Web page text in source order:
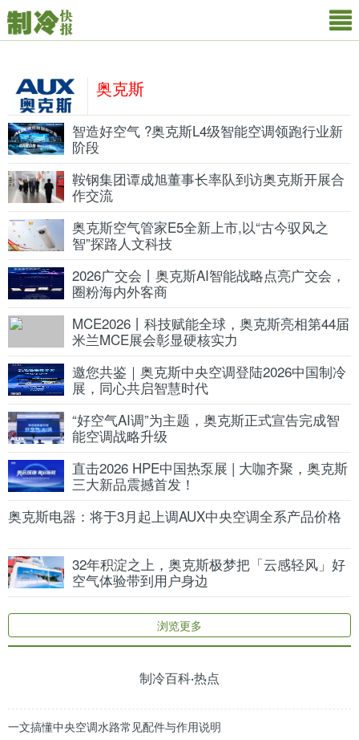
奥克斯
智造好空气 ?奥克斯L4级智能空调领跑行业新
阶段
鞍钢集团谭成旭董事长率队到访奥克斯开展合
作交流
奥克斯空气管家E5全新上市,以“古今驭风之
智”探路人文科技
2026广交会丨奥克斯AI智能战略点亮广交会，
圈粉海内外客商
MCE2026丨科技赋能全球，奥克斯亮相第44届
米兰MCE展会彰显硬核实力
邀您共鉴｜奥克斯中央空调登陆2026中国制冷
展，同心共启智慧时代
“好空气AI调”为主题，奥克斯正式宣告完成智
能空调战略升级
直击2026 HPE中国热泵展 | 大咖齐聚，奥克斯
三大新品震撼首发！
奥克斯电器：将于3月起上调AUX中央空调全系产品价格
32年积淀之上，奥克斯极梦把「云感轻风」好
空气体验带到用户身边
浏览更多
制冷百科·热点
一文搞懂中央空调水路常见配件与作用说明